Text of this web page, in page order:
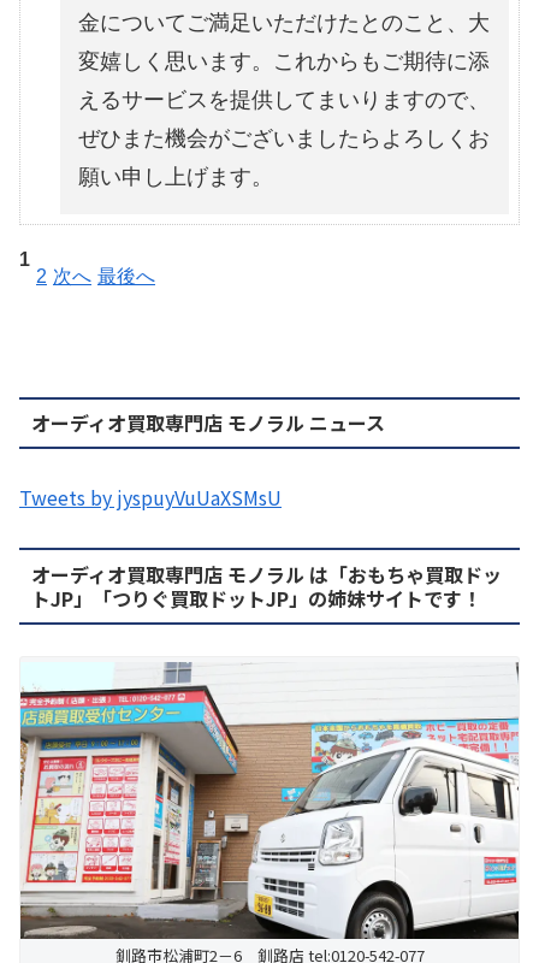
金についてご満足いただけたとのこと、大
変嬉しく思います。これからもご期待に添
えるサービスを提供してまいりますので、
ぜひまた機会がございましたらよろしくお
願い申し上げます。
1
2 次へ 最後へ
オーディオ買取専門店 モノラル ニュース
Tweets by jyspuyVuUaXSMsU
オーディオ買取専門店 モノラル は「おもちゃ買取ドッ
トJP」「つりぐ買取ドットJP」の姉妹サイトです！
釧路市松浦町2－6 釧路店 tel:0120-542-077